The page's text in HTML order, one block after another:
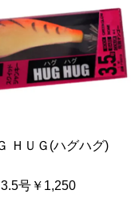
ＨＵＧ(ハグハグ)
号￥1,250